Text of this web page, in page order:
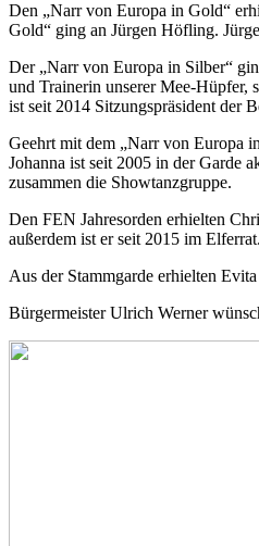
Den „Narr von Europa in Gold“
Gold“ ging an Jürgen Höfling.
Der „Narr von Europa in Silber“
und Trainerin unserer Mee-Hüpfer,
ist seit 2014 Sitzungspräsident der
Geehrt mit dem „Narr von Europa
Johanna ist seit 2005 in der Garde
zusammen die Showtanzgruppe.
Den FEN Jahresorden erhielten
außerdem ist er seit 2015 im
Aus der Stammgarde erhielten
Bürgermeister Ulrich Werner